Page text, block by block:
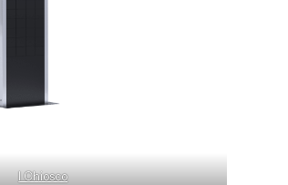
I Chiosco